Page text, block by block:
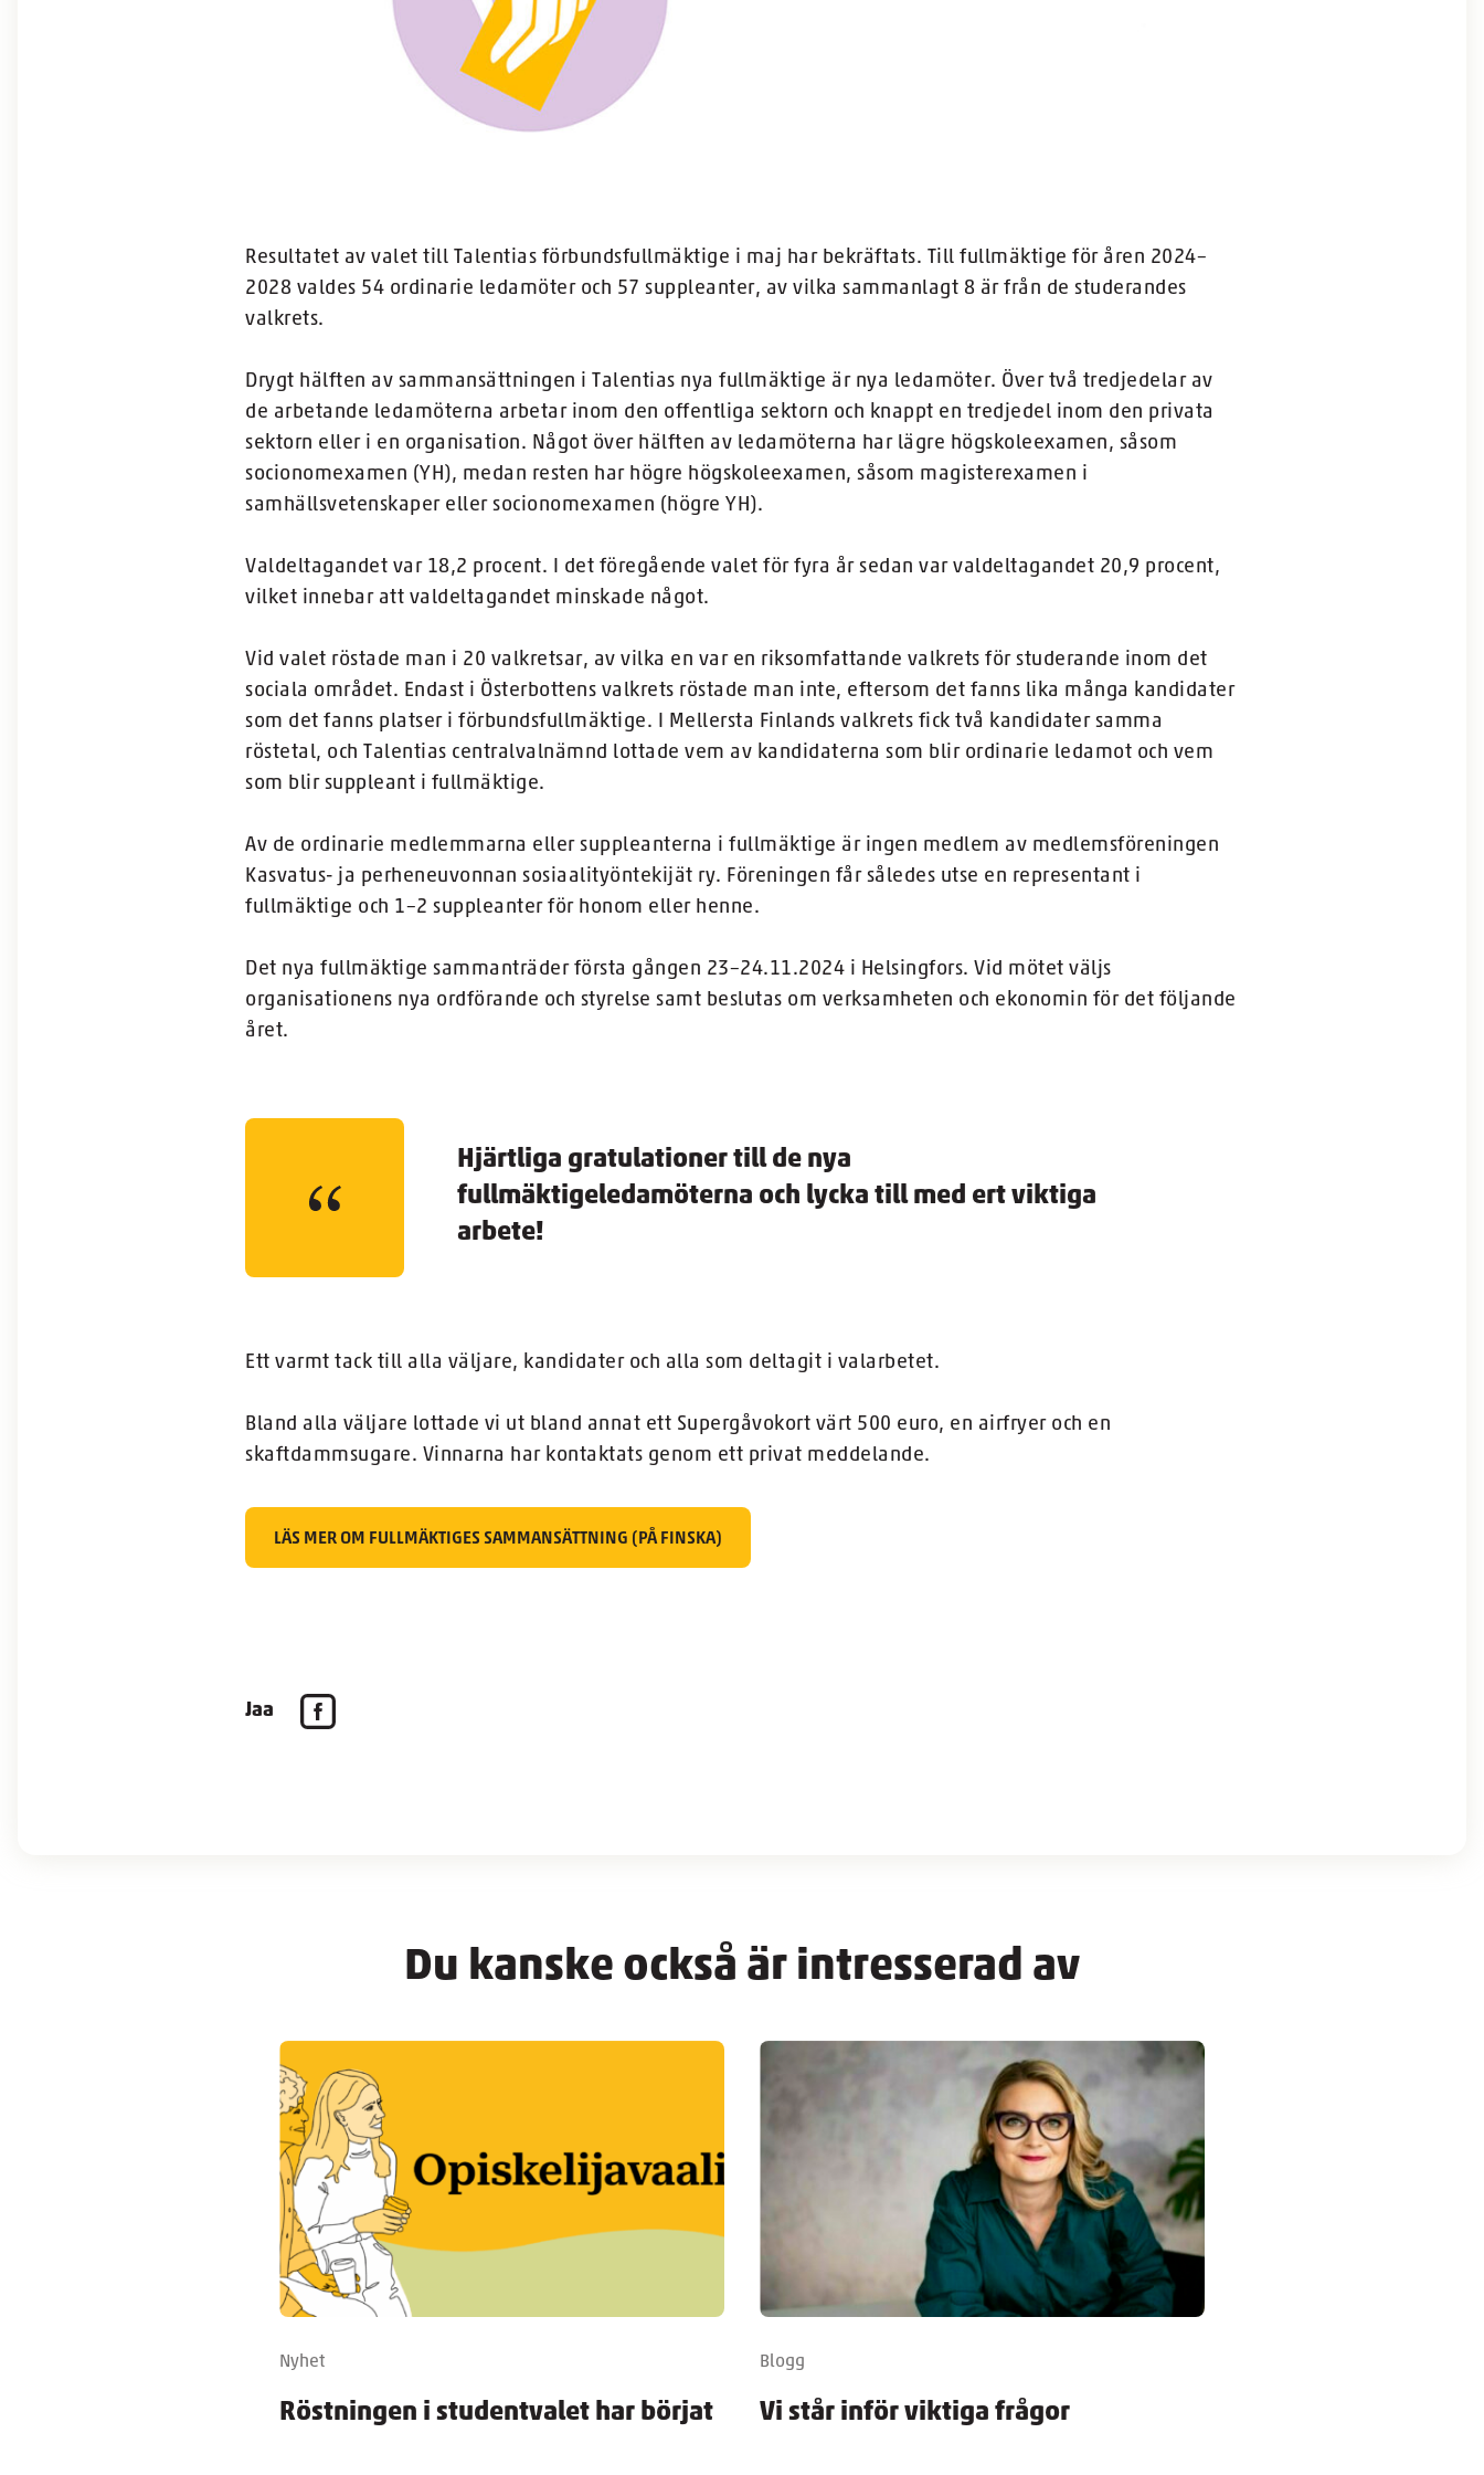
Resultatet av valet till Talentias förbundsfullmäktige i maj har bekräftats. Till fullmäktige för åren 2024–
2028 valdes 54 ordinarie ledamöter och 57 suppleanter, av vilka sammanlagt 8 är från de studerandes
valkrets.
Drygt hälften av sammansättningen i Talentias nya fullmäktige är nya ledamöter. Över två tredjedelar av
de arbetande ledamöterna arbetar inom den offentliga sektorn och knappt en tredjedel inom den privata
sektorn eller i en organisation. Något över hälften av ledamöterna har lägre högskoleexamen, såsom
socionomexamen (YH), medan resten har högre högskoleexamen, såsom magisterexamen i
samhällsvetenskaper eller socionomexamen (högre YH).
Valdeltagandet var 18,2 procent. I det föregående valet för fyra år sedan var valdeltagandet 20,9 procent,
vilket innebar att valdeltagandet minskade något.
Vid valet röstade man i 20 valkretsar, av vilka en var en riksomfattande valkrets för studerande inom det
sociala området. Endast i Österbottens valkrets röstade man inte, eftersom det fanns lika många kandidater
som det fanns platser i förbundsfullmäktige. I Mellersta Finlands valkrets fick två kandidater samma
röstetal, och Talentias centralvalnämnd lottade vem av kandidaterna som blir ordinarie ledamot och vem
som blir suppleant i fullmäktige.
Av de ordinarie medlemmarna eller suppleanterna i fullmäktige är ingen medlem av medlemsföreningen
Kasvatus- ja perheneuvonnan sosiaalityöntekijät ry. Föreningen får således utse en representant i
fullmäktige och 1–2 suppleanter för honom eller henne.
Det nya fullmäktige sammanträder första gången 23–24.11.2024 i Helsingfors. Vid mötet väljs
organisationens nya ordförande och styrelse samt beslutas om verksamheten och ekonomin för det följande
året.
Hjärtliga gratulationer till de nya
fullmäktigeledamöterna och lycka till med ert viktiga
arbete!
Ett varmt tack till alla väljare, kandidater och alla som deltagit i valarbetet.
Bland alla väljare lottade vi ut bland annat ett Supergåvokort värt 500 euro, en airfryer och en
skaftdammsugare. Vinnarna har kontaktats genom ett privat meddelande.
LÄS MER OM FULLMÄKTIGES SAMMANSÄTTNING (PÅ FINSKA)
Jaa
Du kanske också är intresserad av
Nyhet
Röstningen i studentvalet har börjat
Blogg
Vi står inför viktiga frågor